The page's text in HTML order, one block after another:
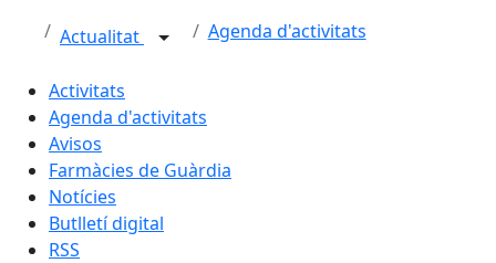
Actualitat Agenda d'activitats
Activitats
Agenda d'activitats
Avisos
Farmàcies de Guàrdia
Notícies
Butlletí digital
RSS